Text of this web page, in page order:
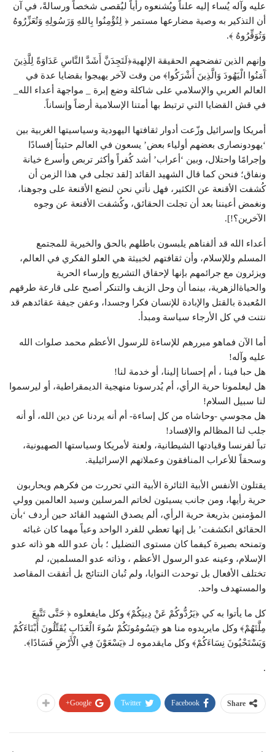
عليه وآله يُساء إليه علناً ويُشنعوه رأياً ليُقصى شخصاً ورسالةً، في آن
أن التذكير به وصية مضارعها مستمر ﴿ لِتُؤْمِنُوا بِاللهِ وَرَسُولِهِ وَتُعَزِّرُوهُ
وَتُوَقِّرُوهُ ﴾.
وإنهم الذين تفضحهم الحقيقة الإلهية﴿لَتَجِدَنَّ أَشَدَّ النَّاسِ عَدَاوَةً لِلَّذِينَ
آَمَنُوا الْيَهُودَ وَالَّذِينَ أَشْرَكُوا﴾ من وقت لآخر يهيجوا بقضايا عدة في
العالم العربي والإسلامي على شاكلة وضع إبرة _ مواجهة أعداء الله_
في قش القضايا التي ترتبط بها أمتنا الإسلامية أرضاً وإنساناً.
أمريكا وإسرائيل وزّعت أدوار ثقافتها اليهودية وسياسيتها الغربية بين
‘يهودونصارى بعضهم أولياء بعض’ يسعون في العالم حثيثاً إفسادًا
وإجرامًا واحتلال، وبين ‘أعراب’ أشد كُفراً وأكثر تربص وأسرع خيانة
ونفاق؛ فنحن كما قال الشهيد القائد [لقد تجلى في هذا الزمن أن
كُشفت الأقنعة عن الكثير، فهل نأتي نحن لنضع الأقنعة على وجوهنا،
ونغمض أعيننا بعد أن تجلت الحقائق، وكُشفت الأقنعة عن وجوه
الآخرين؟!].
أعداء الله قد ألفناهم يلبسون باطلهم بالحق والخيرية للمجتمع
المسلم وللإسلام، وأن ثقافتهم لخبيثة هي العلو الفكري في العالم،
ويزئرون مع جرائمهم بإنها لإحقاق التشريع وإرساء الحرية
والحياةالزهرية، بينما أن وحل الزيف والتنكر أصبح على قارعة طرقهم
المُعبدة بالقتل والإبادة للإنسان فكرا وجسدا، وعفن جيفة عقائدهم قد
نتنت في كل الأرجاء سياسة ومبدأ.
أما الآن فماهو مبررهم للإساءة للرسول الأعظم محمد صلوات الله
عليه وآله!
هل حبا فينا ، أم إحسانا إلينا، أو خدمة لنا!
هل ليعلمونا حرية الرأي، أم يُدرسونا منهجية الديمقراطية، أو ليرسموا
لنا سبيل السلام!
هل مجوسي -وحاشاه من كل إساءة- أم أنه يردنا عن دين الله، أو أنه
جلب لنا المظالم والإفساد!
تباً لفرنسا وقيادتها الشيطانية، ولعنة لأمريكا وسياستها الصهيونية،
وسحقاً للأعراب المنافقون وعملاتهم الإسرائيلية.
يقتلون الأنفس الأبية الثائرة الأبية التي تحررت من فكرهم ويحاربون
حرية رأيها، ومن جانب يسيئون لخاتم المرسلين وسيد العالمين وولي
المؤمنين بذريعة حرية الرأي، ألم يصدق الشهيد القائد حين أردف ‘بأن
الحقائق انكشفت’ بل إنها تعطي للفرد الواحد وعياً مهما كان غبائه
وتمنحه بصيرة كيفما كان مستوى التضليل ؛ بأن عدو الله هو ذاته عدو
الإسلام، وعينه عدو الرسول الأعظم ، وذاته عدو المسلمين، لم
تختلف الأفعال بل توحدت النوايا، ولم تُبان النتائج بل أتفقت المقاصد
والمستهدف واحد.
كل ما يأتوا به كي ﴿يَرُدُّوكُمْ عَنْ دِينِكُمْ﴾ وكل مايفعلوه ﴿ حَتَّى تَتَّبِعَ
مِلَّتَهُمْ﴾ وكل مايريدوه منا هو ﴿يَسُومُونَكُمْ سُوءَ الْعَذَابِ يُقَتِّلُونَ أَبْنَاءَكُمْ
وَيَسْتَحْيُونَ نِسَاءَكُمْ﴾ وكل مايقدموه لـ ﴿يَسْعَوْنَ فِي الْأَرْضِ فَسَادًا﴾.
.
Share
Facebook
Twitter
Google+